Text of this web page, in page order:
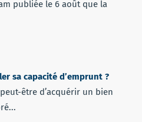
publiée le 6 août que la
sa capacité d’emprunt ?
être d’acquérir un bien